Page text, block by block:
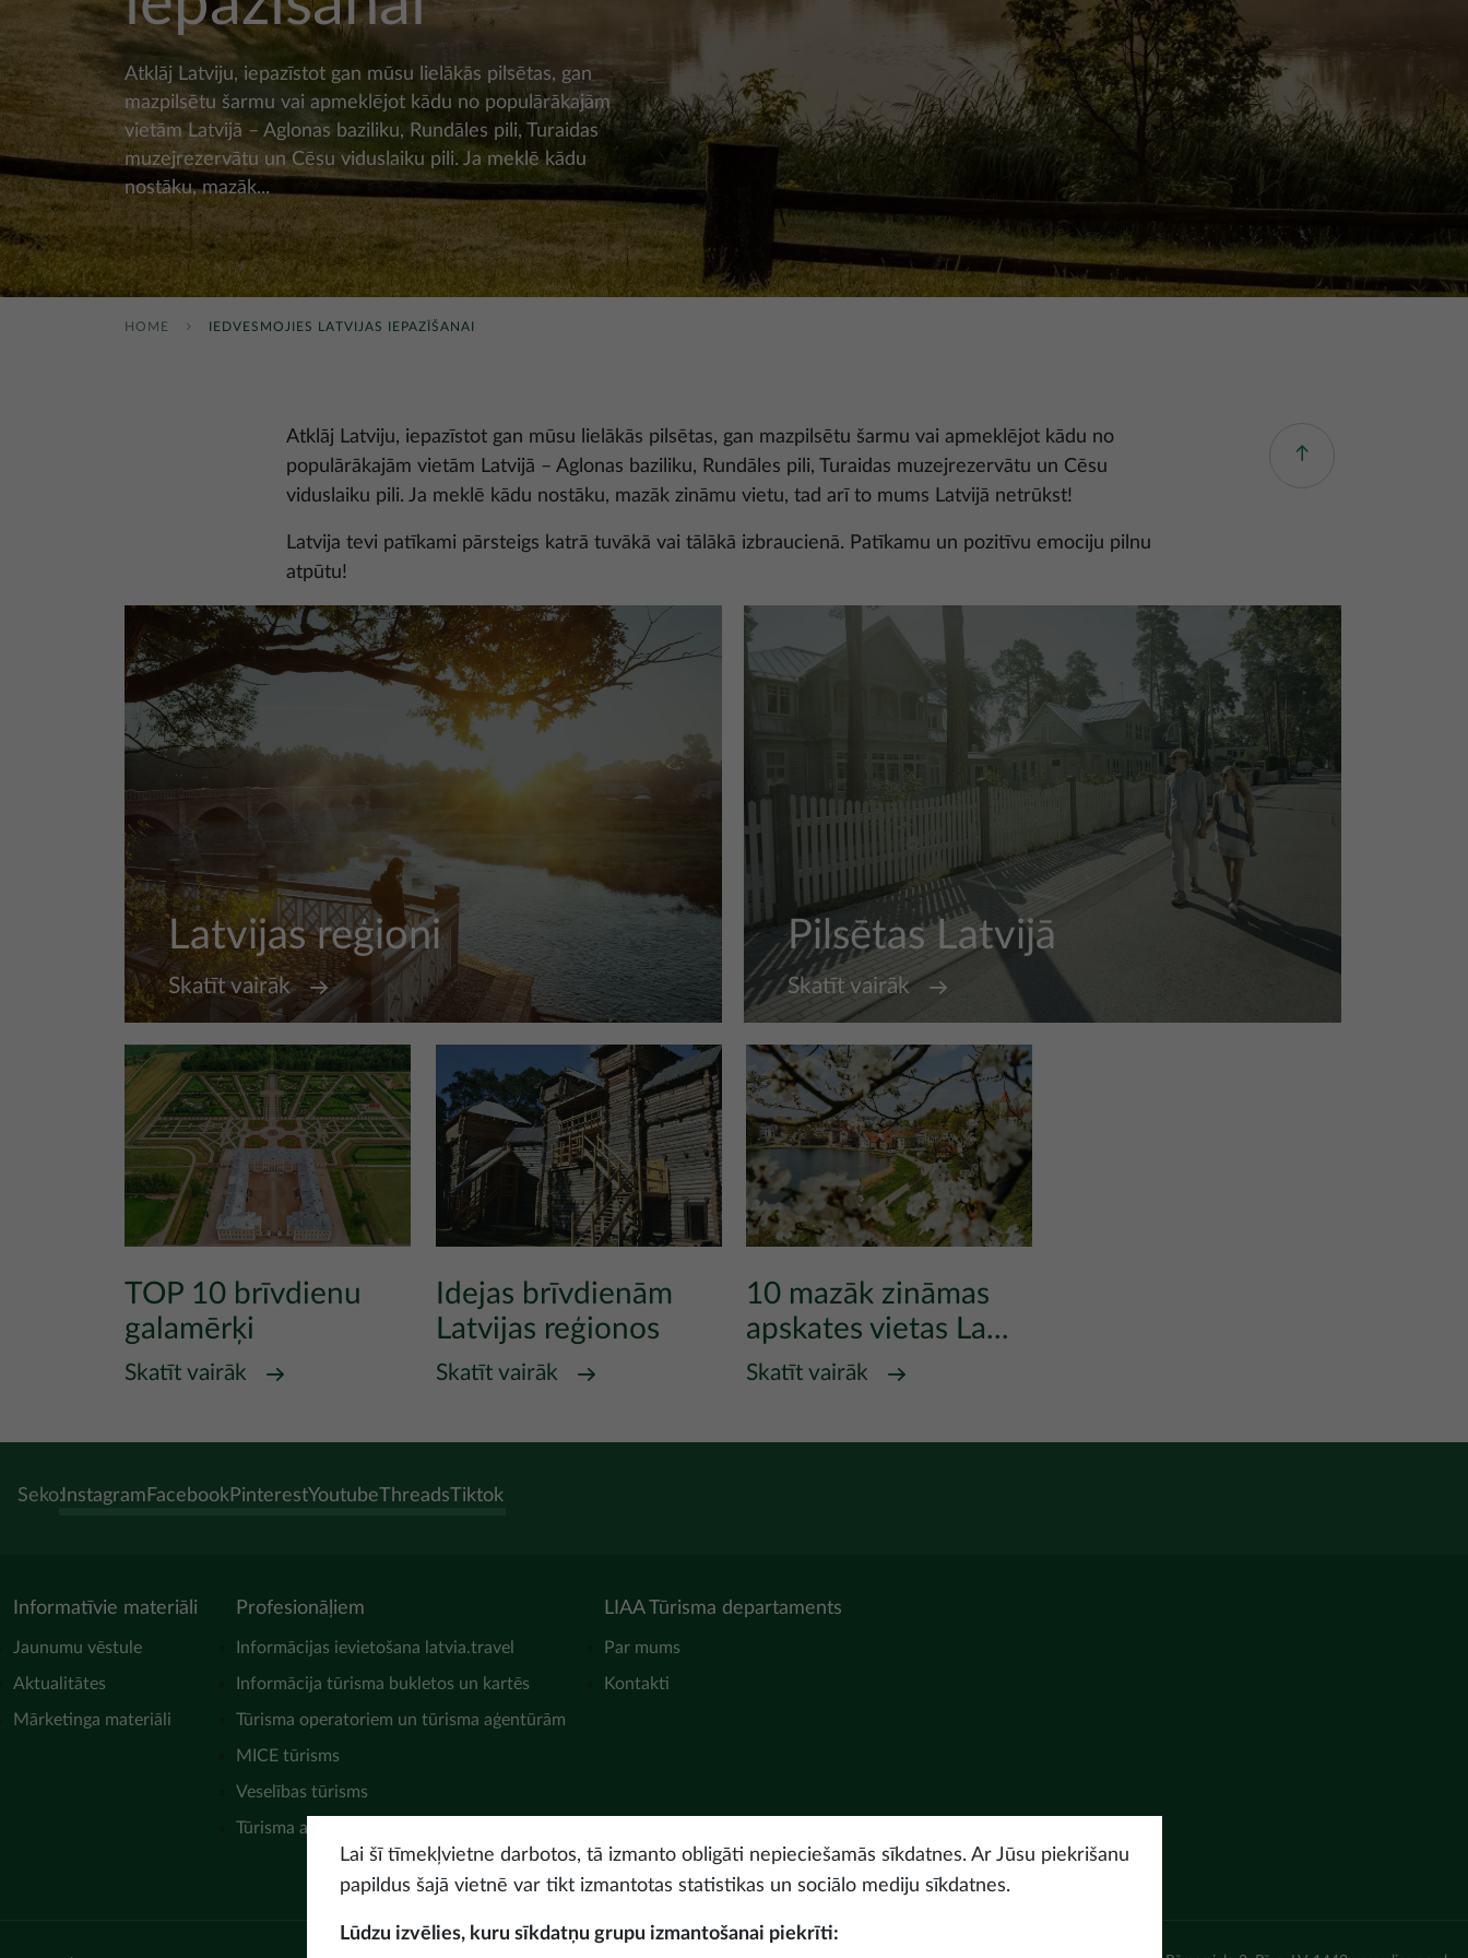
Atklāj Latviju, iepazīstot gan mūsu lielākās pilsētas, gan
mazpilsētu šarmu vai apmeklējot kādu no populārākajām
vietām Latvijā – Aglonas baziliku, Rundāles pili, Turaidas
muzejrezervātu un Cēsu viduslaiku pili. Ja meklē kādu
nostāku, mazāk...
HOME IEDVESMOJIES LATVIJAS IEPAZĪŠANAI
Atklāj Latviju, iepazīstot gan mūsu lielākās pilsētas, gan mazpilsētu šarmu vai apmeklējot kādu no
populārākajām vietām Latvijā – Aglonas baziliku, Rundāles pili, Turaidas muzejrezervātu un Cēsu
viduslaiku pili. Ja meklē kādu nostāku, mazāk zināmu vietu, tad arī to mums Latvijā netrūkst!
Latvija tevi patīkami pārsteigs katrā tuvākā vai tālākā izbraucienā. Patīkamu un pozitīvu emociju pilnu
atpūtu!
Latvijas reģioni
Skatīt vairāk
Pilsētas Latvijā
Skatīt vairāk
TOP 10 brīvdienu
galamērķi
Skatīt vairāk
Idejas brīvdienām
Latvijas reģionos
Skatīt vairāk
10 mazāk zināmas
apskates vietas La...
Skatīt vairāk
Seko:Instagram FacebookPinterestYoutubeThreadsTiktok
Informatīvie materiāli
Jaunumu vēstule
Aktualitātes
Mārketinga materiāli
Profesionāļiem
Informācijas ievietošana latvia.travel
Informācija tūrisma bukletos un kartēs
Tūrisma operatoriem un tūrisma aģentūrām
MICE tūrisms
Veselības tūrisms
Tūrisma asociācijas
LIAA Tūrisma departaments
Par mums
Kontakti
Lai šī tīmekļvietne darbotos, tā izmanto obligāti nepieciešamās sīkdatnes. Ar Jūsu piekrišanu
papildus šajā vietnē var tikt izmantotas statistikas un sociālo mediju sīkdatnes.
Lūdzu izvēlies, kuru sīkdatņu grupu izmantošanai piekrīti: